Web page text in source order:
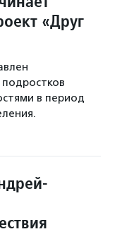
«Друг
в период